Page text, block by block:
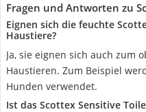
Fragen und Antworten zu
Eignen sich die feuchte
Haustiere?
Ja, sie eignen sich auch zum
Haustieren. Zum Beispiel
Hunden verwendet.
Ist das Scottex Sensitive